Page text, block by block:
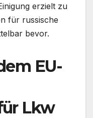
erzielt zu
für russische
bevor.
EU-
Lkw